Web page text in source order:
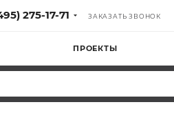
275-17-71 ЗАКАЗАТЬ ЗВОНОК
ПРОЕКТЫ